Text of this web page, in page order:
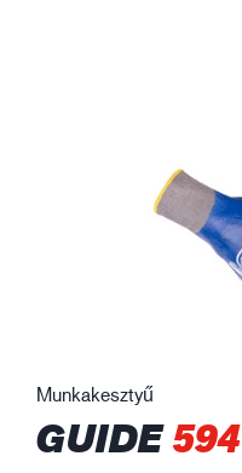
Munkakesztyű
GUIDE594